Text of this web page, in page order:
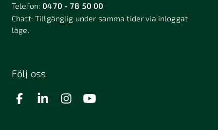
Telefon:0470 - 78 50 00
Chatt:Tillgänglig under samma tider via inloggat
läge.
Följ oss